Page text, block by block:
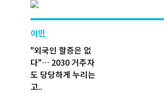
이민
"외국인 할증은 없
다"… 2030 거주자
도 당당하게 누리는
고..